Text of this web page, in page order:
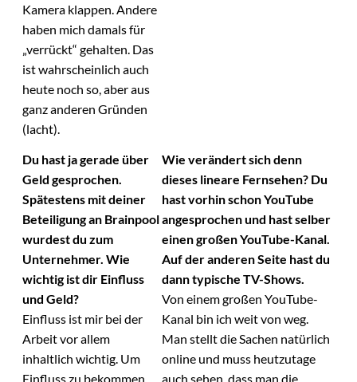
Kamera klappen. Andere
haben mich damals für
„verrückt“ gehalten. Das
ist wahrscheinlich auch
heute noch so, aber aus
ganz anderen Gründen
(lacht).
Du hast ja gerade über
Geld gesprochen.
Spätestens mit deiner
Beteiligung an Brainpool
wurdest du zum
Unternehmer. Wie
wichtig ist dir Einfluss
und Geld?
Einfluss ist mir bei der
Arbeit vor allem
inhaltlich wichtig. Um
Einfluss zu bekommen
Wie verändert sich denn
dieses lineare Fernsehen? Du
hast vorhin schon YouTube
angesprochen und hast selber
einen großen YouTube-Kanal.
Auf der anderen Seite hast du
dann typische TV-Shows.
Von einem großen YouTube-
Kanal bin ich weit von weg.
Man stellt die Sachen natürlich
online und muss heutzutage
auch sehen, dass man die